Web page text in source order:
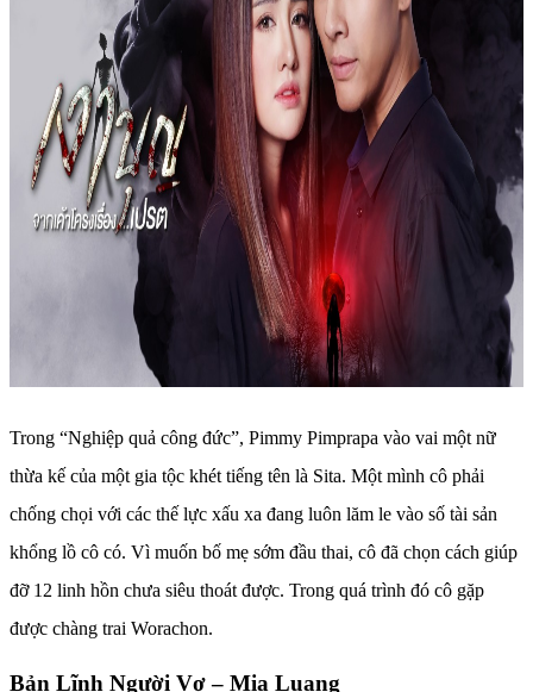
Trong “Nghiệp quả công đức”, Pimmy Pimprapa vào vai một nữ
thừa kế của một gia tộc khét tiếng tên là Sita. Một mình cô phải
chống chọi với các thế lực xấu xa đang luôn lăm le vào số tài sản
khổng lồ cô có. Vì muốn bố mẹ sớm đầu thai, cô đã chọn cách giúp
đỡ 12 linh hồn chưa siêu thoát được. Trong quá trình đó cô gặp
được chàng trai Worachon.
Bản Lĩnh Người Vợ – Mia Luang